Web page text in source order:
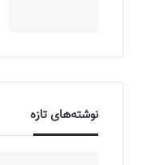
نوشته‌های تازه